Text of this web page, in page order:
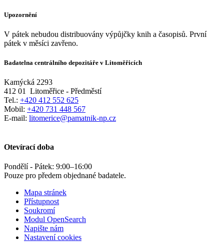
Upozornění
V pátek nebudou distribuovány výpůjčky knih a časopisů. První
pátek v měsíci zavřeno.
Badatelna centrálního depozitáře v Litoměřicích
Kamýcká 2293
412 01 Litoměřice - Předměstí
Tel.: +420 412 552 625
Mobil: +420 731 448 567
E-mail: litomerice@pamatnik-np.cz
Otevírací doba
Pondělí - Pátek: 9:00–16:00
Pouze pro předem objednané badatele.
Mapa stránek
Přístupnost
Soukromí
Modul OpenSearch
Napište nám
Nastavení cookies